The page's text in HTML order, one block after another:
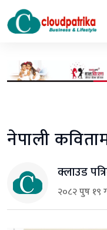
नेपाली
क्लाउड
२०८२ पुष १९